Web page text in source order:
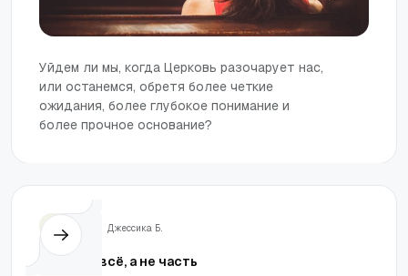
Уйдем ли мы, когда Церковь разочарует нас,
или останемся, обретя более четкие
ожидания, более глубокое понимание и
более прочное основание?
Джессика Б.
Отдайте всё, а не часть